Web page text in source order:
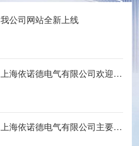
我公司网站全新上线
上海依诺德电气有限公司欢迎您的光临
上海依诺德电气有限公司主要产品系列